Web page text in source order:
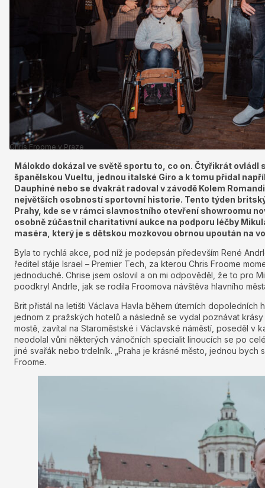
Chris Froome v Praze
Málokdo dokázal ve světě sportu to, co on. Čtyřikrát ovládl
španělskou Vueltu, jednou italské Giro a k tomu přidal
Dauphiné nebo se dvakrát radoval v závodě Kolem
největších osobností sportovní historie. Tento týden
Prahy, kde se v rámci slavnostního otevření showroomu
osobně zúčastnil charitativní aukce na podporu léčby
maséra, který je s dětskou mozkovou obrnou upoután na
Byla to rychlá akce, pod níž je podepsán především René
ředitel stáje Israel – Premier Tech, za kterou Chris Froome
jednoduché. Chrise jsem oslovil a on mi odpověděl, že to pro
poodkryl Andrle, jak se rodila Froomova návštěva hlavního
Brit přistál na letišti Václava Havla během úterních dopoledních
jednom z pražských hotelů a následně se vydal poznávat
mostě, zavítal na Staroměstské i Václavské náměstí, poseděl v
neodolal vůni některých vánočních specialit linoucích se po
jiné svařák nebo trdelník. „Praha je krásné město, jednou bych
Froome.